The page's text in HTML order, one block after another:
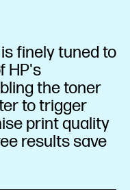
is finely tuned to
HP's
the toner
to trigger
print quality
results save